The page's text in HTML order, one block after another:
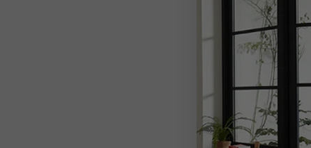
33889900